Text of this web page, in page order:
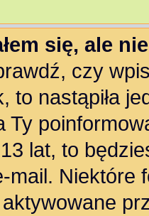
się, ale
czy
to nastąpiła
Ty
lat, to
mail. Niektóre
aktywowane